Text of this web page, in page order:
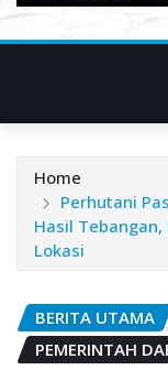
Home
Perhutani
Hasil
Lokasi
BERITA UTAMA
PEMERINTAH